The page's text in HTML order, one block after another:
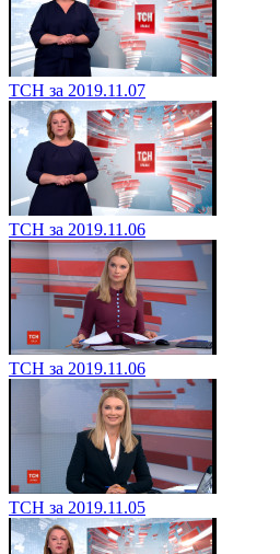
ТСН за 2019.11.07
ТСН за 2019.11.06
ТСН за 2019.11.06
ТСН за 2019.11.05